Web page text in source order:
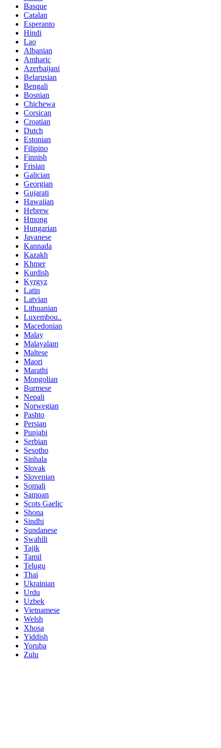
Basque
Catalan
Esperanto
Hindi
Lao
Albanian
Amharic
Azerbaijani
Belarusian
Bengali
Bosnian
Chichewa
Corsican
Croatian
Dutch
Estonian
Filipino
Finnish
Frisian
Galician
Georgian
Gujarati
Hawaiian
Hebrew
Hmong
Hungarian
Javanese
Kannada
Kazakh
Khmer
Kurdish
Kyrgyz
Latin
Latvian
Lithuanian
Luxembou..
Macedonian
Malay
Malayalam
Maltese
Maori
Marathi
Mongolian
Burmese
Nepali
Norwegian
Pashto
Persian
Punjabi
Serbian
Sesotho
Sinhala
Slovak
Slovenian
Somali
Samoan
Scots Gaelic
Shona
Sindhi
Sundanese
Swahili
Tajik
Tamil
Telugu
Thai
Ukrainian
Urdu
Uzbek
Vietnamese
Welsh
Xhosa
Yiddish
Yoruba
Zulu